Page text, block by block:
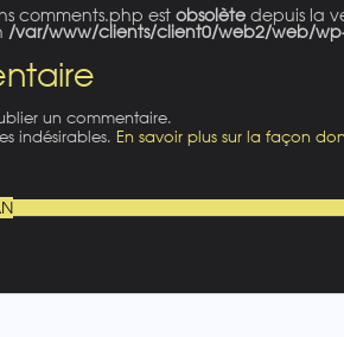
comments.php est obsolète depuis la
/var/www/clients/client0/web2/web/
un commentaire.
indésirables. En savoir plus sur la façon